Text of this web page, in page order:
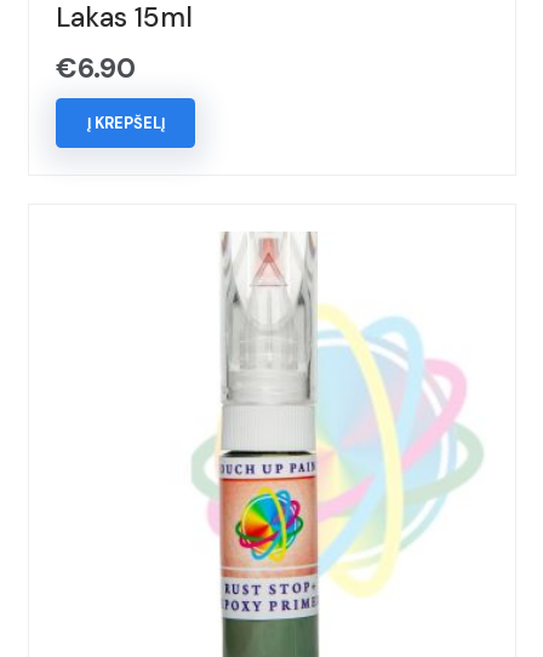
Lakas 15ml
€6.90
Į KREPŠELĮ